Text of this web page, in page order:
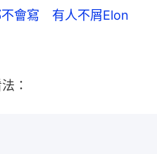
不會寫 有人不屑Elon
：